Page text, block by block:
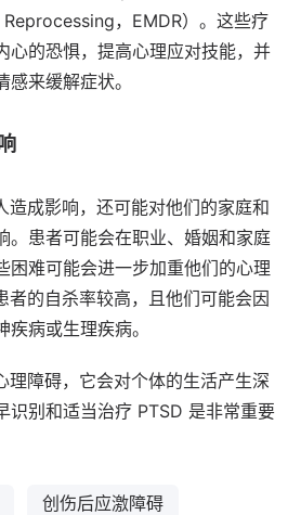
，EMDR）。这些疗
心的恐惧，提高心理应对技能，并
来缓解症状。
造成影响，还可能对他们的家庭和
。患者可能会在职业、婚姻和家庭
困难可能会进一步加重他们的心理
者的自杀率较高，且他们可能会因
病或生理疾病。
理障碍，它会对个体的生活产生深
识别和适当治疗 PTSD 是非常重要
创伤后应激障碍